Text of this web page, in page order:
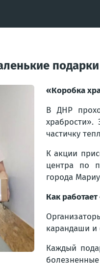
«Коробка
В ДНР
частичку
К акции
центра по
города
Как
карандаши и
Каждый